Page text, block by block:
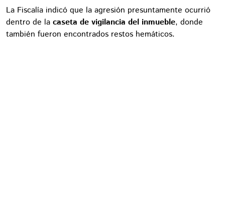
La Fiscalía indicó que la agresión presuntamente ocurrió
dentro de la caseta de vigilancia del inmueble, donde
también fueron encontrados restos hemáticos.